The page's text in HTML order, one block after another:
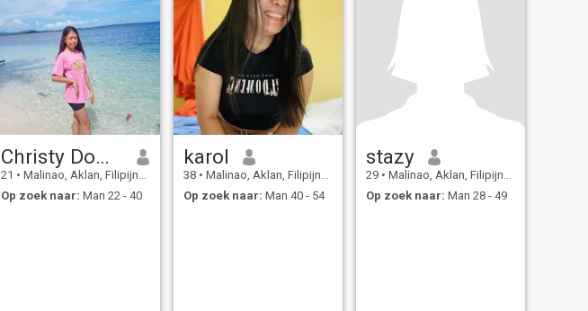
Christy Domina
21 • Malinao, Aklan, Filipijnen
Op zoek naar: Man 22 - 40
karol
38 • Malinao, Aklan, Filipijnen
Op zoek naar: Man 40 - 54
stazy
29 • Malinao, Aklan, Filipijnen
Op zoek naar: Man 28 - 49